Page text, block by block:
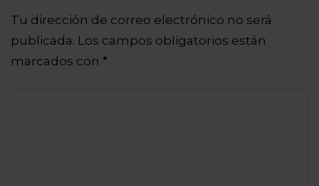
Tu dirección de correo electrónico no será
publicada. Los campos obligatorios están
marcados con *